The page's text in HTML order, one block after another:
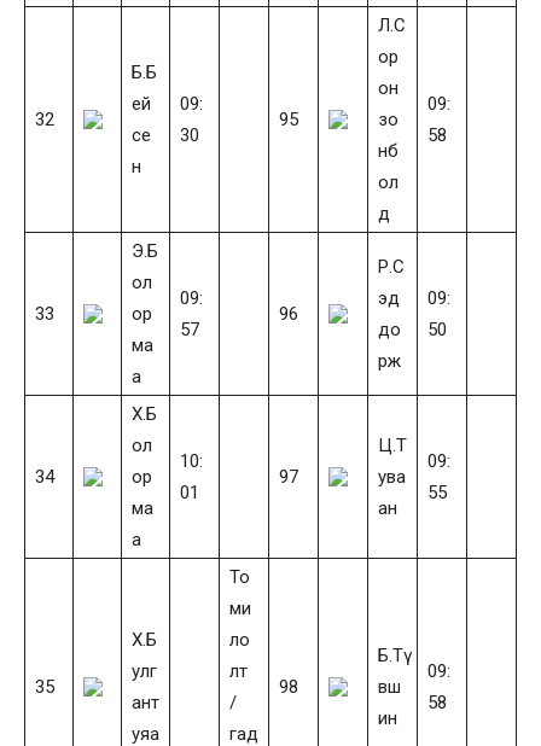
32
Б.Б
ей
се
н
09:
30
95
Л.С
ор
он
зо
нб
ол
д
09:
58
33
Э.Б
ол
ор
ма
а
09:
57
96
Р.С
эд
до
рж
09:
50
34
Х.Б
ол
ор
ма
а
10:
01
97
Ц.Т
ува
ан
09:
55
35
Х.Б
улг
ант
уяа
То
ми
ло
лт
/
гад
98
Б.Тү
вш
ин
09:
58